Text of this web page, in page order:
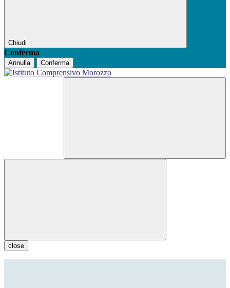
Chiudi
Conferma
Annulla Conferma
close